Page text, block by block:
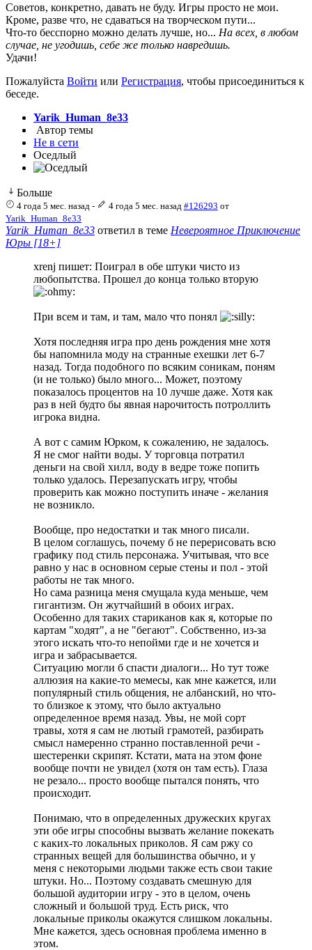
Советов, конкретно, давать не буду. Игры просто не мои.
Кроме, разве что, не сдаваться на творческом пути...
Что-то бесспорно можно делать лучше, но... На всех, в любом
случае, не угодишь, себе же только навредишь.
Удачи!
Пожалуйста Войти или Регистрация, чтобы присоединиться к
беседе.
Yarik_Human_8e33
Автор темы
Не в сети
Оседлый
Больше
4 года 5 мес. назад - 4 года 5 мес. назад #126293 от
Yarik_Human_8e33
Yarik_Human_8e33 ответил в теме Невероятное Приключение
Юры [18+]
xrenj пишет: Поиграл в обе штуки чисто из
любопытства. Прошел до конца только вторую
При всем и там, и там, мало что понял
Хотя последняя игра про день рождения мне хотя
бы напомнила моду на странные ехешки лет 6-7
назад. Тогда подобного по всяким соникам, поням
(и не только) было много... Может, поэтому
показалось процентов на 10 лучше даже. Хотя как
раз в ней будто бы явная нарочитость потроллить
игрока видна.
А вот с самим Юрком, к сожалению, не задалось.
Я не смог найти воды. У торговца потратил
деньги на свой хилл, воду в ведре тоже попить
только удалось. Перезапускать игру, чтобы
проверить как можно поступить иначе - желания
не возникло.
Вообще, про недостатки и так много писали.
В целом соглашусь, почему б не перерисовать всю
графику под стиль персонажа. Учитывая, что все
равно у нас в основном серые стены и пол - этой
работы не так много.
Но сама разница меня смущала куда меньше, чем
гигантизм. Он жутчайший в обоих играх.
Особенно для таких стариканов как я, которые по
картам "ходят", а не "бегают". Собственно, из-за
этого искать что-то непойми где и не хочется и
игра и забрасывается.
Ситуацию могли б спасти диалоги... Но тут тоже
аллюзия на какие-то мемесы, как мне кажется, или
популярный стиль общения, не албанский, но что-
то близкое к этому, что было актуально
определенное время назад. Увы, не мой сорт
травы, хотя я сам не лютый грамотей, разбирать
смысл намеренно странно поставленной речи -
шестеренки скрипят. Кстати, мата на этом фоне
вообще почти не увидел (хотя он там есть). Глаза
не резало... просто вообще пытался понять, что
происходит.
Понимаю, что в определенных дружеских кругах
эти обе игры способны вызвать желание покекать
с каких-то локальных приколов. Я сам ржу со
странных вещей для большинства обычно, и у
меня с некоторыми людьми также есть свои такие
штуки. Но... Поэтому создавать смешную для
большой аудитории игру - это в целом, очень
сложный и большой труд. Есть риск, что
локальные приколы окажутся слишком локальны.
Мне кажется, здесь основная проблема именно в
этом.